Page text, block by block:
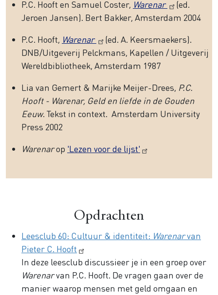
P.C. Hooft en Samuel Coster, Warenar
(ed.
Jeroen Jansen). Bert Bakker, Amsterdam 2004
P.C. Hooft, Warenar
(ed. A. Keersmaekers).
DNB/Uitgeverij Pelckmans, Kapellen / Uitgeverij
Wereldbibliotheek, Amsterdam 1987
Lia van Gemert & Marijke Meijer-Drees, P.C.
Hooft - Warenar, Geld en liefde in de Gouden
Eeuw. Tekst in context. Amsterdam University
Press 2002
Warenarop 'Lezen voor de lijst'
Opdrachten
Leesclub 60: Cultuur & identiteit: Warenarvan
Pieter C. Hooft
In deze leesclub discussieer je in een groep over
Warenarvan P.C. Hooft. De vragen gaan over de
manier waarop mensen met geld omgaan en